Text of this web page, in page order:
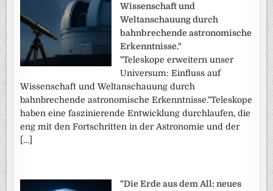
Wissenschaft und
Weltanschauung durch
bahnbrechende astronomische
Erkenntnisse."
"Teleskope erweitern unser
Universum: Einfluss auf
Wissenschaft und Weltanschauung durch
bahnbrechende astronomische Erkenntnisse."Teleskope
haben eine faszinierende Entwicklung durchlaufen, die
eng mit den Fortschritten in der Astronomie und der
[…]
"Die Erde aus dem All: neues